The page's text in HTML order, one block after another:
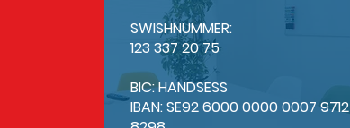
SWISHNUMMER:
123 337 20 75
BIC: HANDSESS
IBAN: SE92 6000 0000 0007 9712